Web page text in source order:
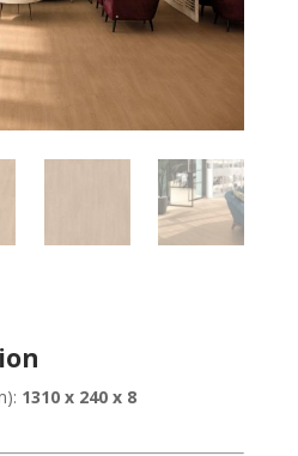
1310 x 240 x 8